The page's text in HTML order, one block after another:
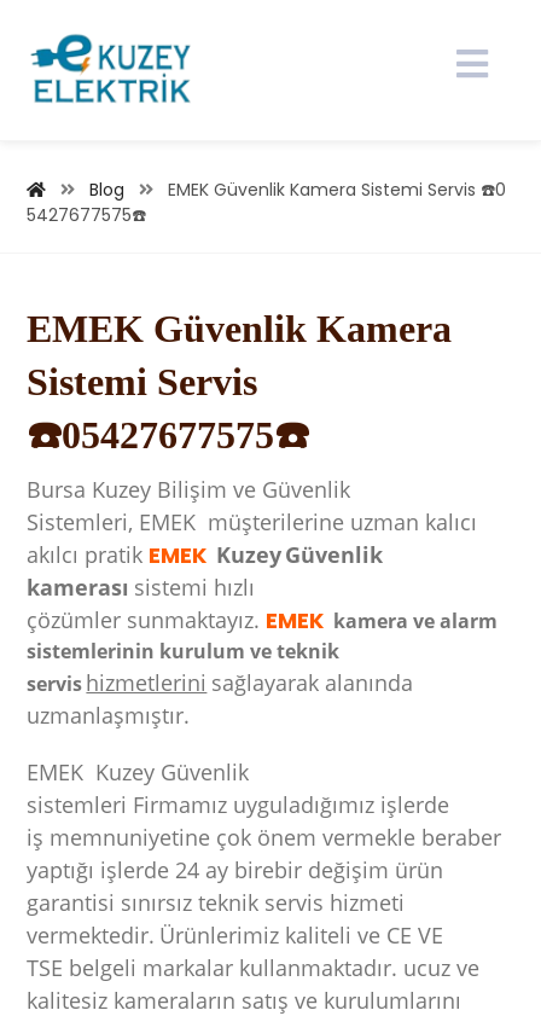
Blog
EMEK Güvenlik Kamera Sistemi Servis ☎️0
5427677575☎️
EMEK Güvenlik Kamera
Sistemi Servis
☎️05427677575☎️
Bursa Kuzey Bilişim ve Güvenlik
Sistemleri, EMEK müşterilerine uzman kalıcı
akılcı pratik EMEK KuzeyGüvenlik
kamerası sistemi hızlı
çözümler sunmaktayız. EMEK kamera ve alarm
sistemlerinin kurulum ve teknik
servishizmetlerini sağlayarak alanında
uzmanlaşmıştır.
EMEK Kuzey Güvenlik
sistemleri Firmamız uyguladığımız işlerde
iş memnuniyetine çok önem vermekle beraber
yaptığı işlerde 24 ay birebir değişim ürün
garantisi sınırsız teknik servis hizmeti
vermektedir. Ürünlerimiz kaliteli ve CE VE
TSE belgeli markalar kullanmaktadır. ucuz ve
kalitesiz kameraların satış ve kurulumlarını